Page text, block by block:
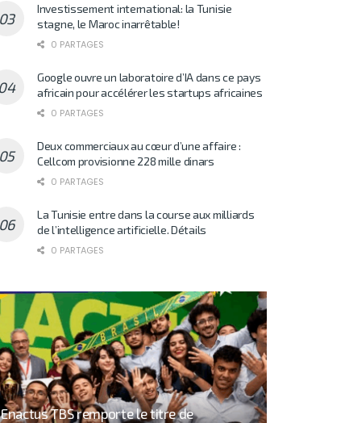
Investissement international: la Tunisie
stagne, le Maroc inarrêtable!
0 PARTAGES
Google ouvre un laboratoire d’IA dans ce pays
africain pour accélérer les startups africaines
0 PARTAGES
Deux commerciaux au cœur d’une affaire :
Cellcom provisionne 228 mille dinars
0 PARTAGES
La Tunisie entre dans la course aux milliards
de l’intelligence artificielle. Détails
0 PARTAGES
Enactus TBS remporte le titre de